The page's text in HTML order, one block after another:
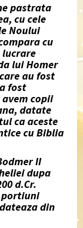
pastrata
cu cele
Noului
cu
lucrare
lui Homer
au fost
fost
copii
datate
ca aceste
cu Biblia
II
dupa
d.Cr.
portiuni
din